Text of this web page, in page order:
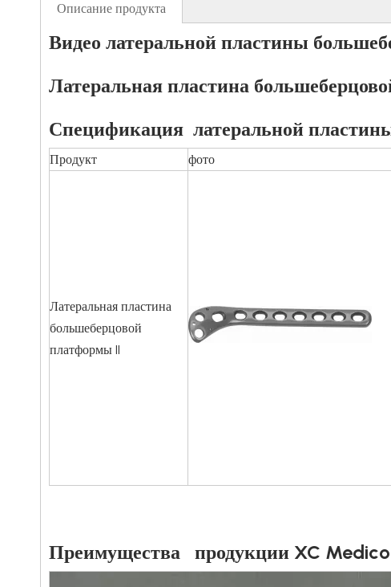
Описание продукта
Видео латеральной пластины
Латеральная пластина
Спецификация латеральной
Продукт фото
Латеральная пластина
большеберцовой
платформы II
Преимущества продукции XC Medico